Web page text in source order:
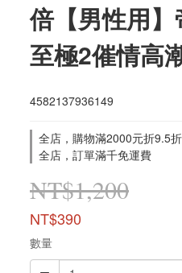
倍【男性用
至極2催情高
4582137936149
全店，購物滿2000元折9.5折
全店，訂單滿千免運費
NT$1,200
NT$390
數量